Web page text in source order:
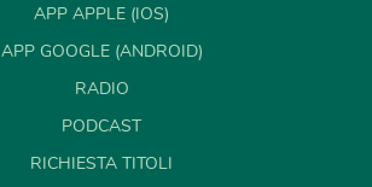
APP APPLE (IOS)
APP GOOGLE (ANDROID)
RADIO
PODCAST
RICHIESTA TITOLI